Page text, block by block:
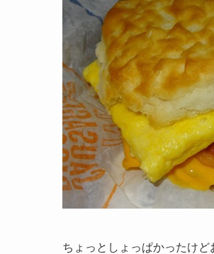
ちょっとしょっぱかったけど